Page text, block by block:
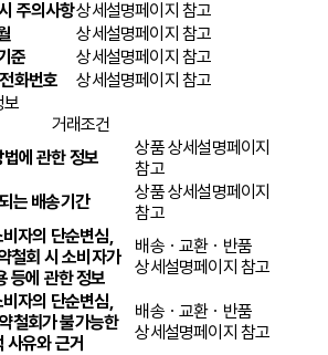
주의사항상세설명페이지 참고
상세설명페이지 참고
준
상세설명페이지 참고
화번호
상세설명페이지 참고
보
거래조건
에 관한 정보
상품 상세설명페이지
참고
는 배송기간
상품 상세설명페이지
참고
자의 단순변심,
철회 시 소비자가
등에 관한 정보
배송ㆍ교환ㆍ반품
상세설명페이지 참고
자의 단순변심,
철회가 불가능한
사유와 근거
배송ㆍ교환ㆍ반품
상세설명페이지 참고